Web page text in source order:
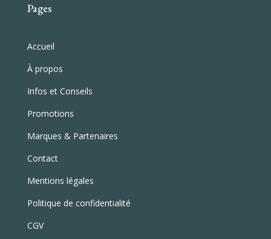
Pages
Accueil
À propos
Infos et Conseils
Promotions
Marques & Partenaires
Contact
Mentions légales
Politique de confidentialité
CGV